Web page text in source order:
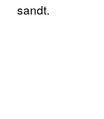
sandt.